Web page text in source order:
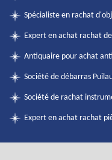
Spécialiste en rachat
Expert en achat rachat
Antiquaire pour achat
Société de débarras
Société de rachat
Expert en achat rachat